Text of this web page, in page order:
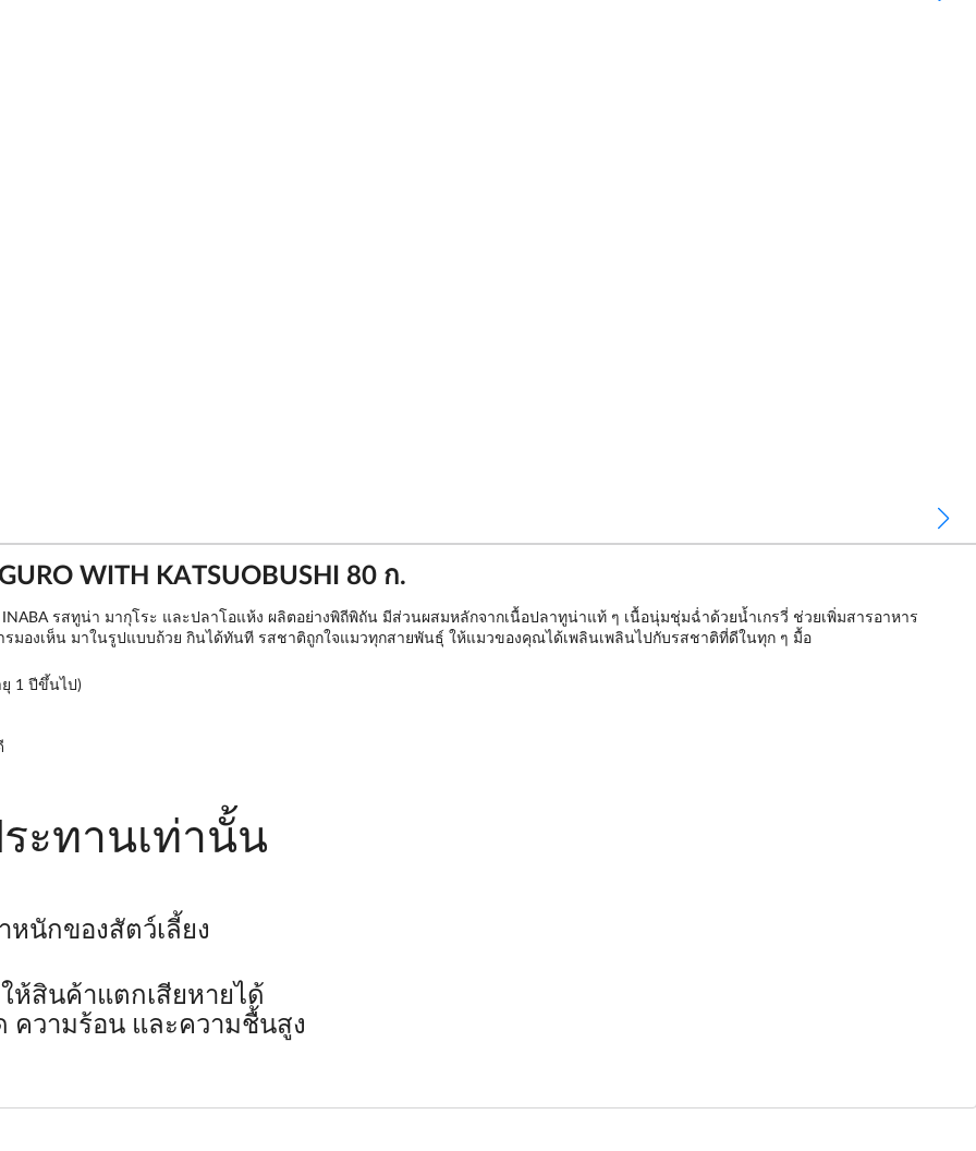
WITH KATSUOBUSHI 80 ก.
รสทูน่า มากุโระ และปลาโอแห้ง ผลิตอย่างพิถีพิถัน มีส่วนผสมหลักจากเนื้อปลาทูน่าแท้ ๆ เนื้อนุ่มชุ่มฉ่ำด้วยน้ำเกรวี่ ช่วยเพิ่มสารอาหาร
มองเห็น มาในรูปแบบถ้วย กินได้ทันที รสชาติถูกใจแมวทุกสายพันธุ์ ให้แมวของคุณได้เพลินเพลินไปกับรสชาติที่ดีในทุก ๆ มื้อ
1 ปีขึ้นไป)
ะทานเท่านั้น
นักของสัตว์เลี้ยง
ห้สินค้าแตกเสียหายได้
ความร้อน และความชื้นสูง